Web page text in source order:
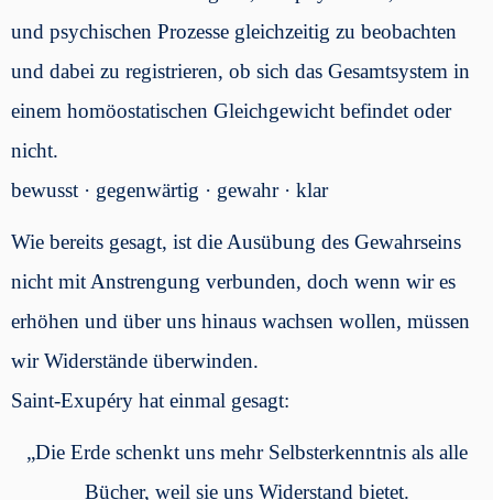
und psychischen Prozesse gleichzeitig zu beobachten
und dabei zu registrieren, ob sich das Gesamtsystem in
einem homöostatischen Gleichgewicht befindet oder
nicht.
bewusst · gegenwärtig · gewahr · klar
Wie bereits gesagt, ist die Ausübung des Gewahrseins
nicht mit Anstrengung verbunden, doch wenn wir es
erhöhen und über uns hinaus wachsen wollen, müssen
wir Widerstände überwinden.
Saint-Exupéry hat einmal gesagt:
„Die Erde schenkt uns mehr Selbsterkenntnis als alle
Bücher, weil sie uns Widerstand bietet.